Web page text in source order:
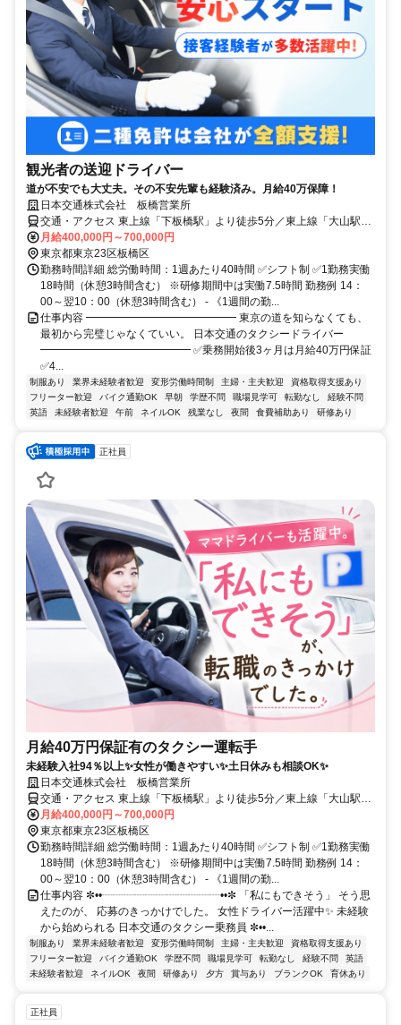
観光者の送迎ドライバー
道が不安でも大丈夫。その不安先輩も経験済み。月給40万保障！
日本交通株式会社 板橋営業所
交通・アクセス 東上線「下板橋駅」より徒歩5分／東上線「大山駅」
より徒歩8分／三田線「板橋区役所前駅」から徒歩8分
月給400,000円～700,000円
東京都東京23区板橋区
勤務時間詳細 総労働時間：1週あたり40時間 ✅シフト制 ✅1勤務実働
18時間（休憩3時間含む） ※研修期間中は実働7.5時間 勤務例 14：
00～翌10：00（休憩3時間含む） - 《1週間の勤...
仕事内容 ━━━━━━━━━━━━━━ 東京の道を知らなくても、
最初から完璧じゃなくていい。 日本交通のタクシードライバー
━━━━━━━━━━━━━━ ✅乗務開始後3ヶ月は月給40万円保証
✅4...
制服あり 業界未経験者歓迎 変形労働時間制 主婦・主夫歓迎
資格取得支援あり
フリーター歓迎
バイク通勤OK 早朝 学歴不問 職場見学可 転勤なし
経験不問
英語
未経験者歓迎 午前 ネイルOK 残業なし 夜間 食費補助あり 研修あり
正社員
月給40万円保証有のタクシー運転手
未経験入社94％以上✨女性が働きやすい✨土日休みも相談OK✨
日本交通株式会社 板橋営業所
交通・アクセス 東上線「下板橋駅」より徒歩5分／東上線「大山駅」
より徒歩8分／三田線「板橋区役所前駅」から徒歩8分
月給400,000円～700,000円
東京都東京23区板橋区
勤務時間詳細 総労働時間：1週あたり40時間 ✅シフト制 ✅1勤務実働
18時間（休憩3時間含む） ※研修期間中は実働7.5時間 勤務例 14：
00～翌10：00（休憩3時間含む） - 《1週間の勤...
仕事内容 ✼••┈┈┈┈┈┈┈┈┈┈┈••✼ 「私にもできそう」 そう思
えたのが、 応募のきっかけでした。 女性ドライバー活躍中✨ 未経験
から始められる 日本交通のタクシー乗務員 ✼••...
制服あり 業界未経験者歓迎 変形労働時間制 主婦・主夫歓迎
資格取得支援あり
フリーター歓迎
バイク通勤OK 学歴不問 職場見学可 転勤なし 経験不問
英語
未経験者歓迎
ネイルOK 夜間 研修あり 夕方 賞与あり ブランクOK 育休あり
正社員